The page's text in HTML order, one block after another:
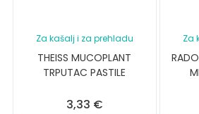
Za kašalj i za prehladu
THEISS MUCOPLANT
TRPUTAC PASTILE
3,33 €
Za